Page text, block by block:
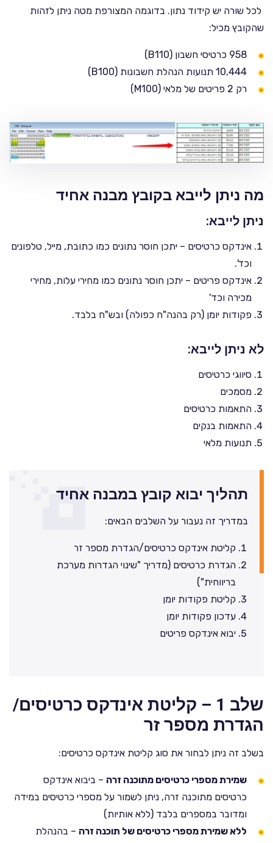
לכל שורה יש קידוד נתון. בדוגמה המצורפת מטה ניתן לזהות
שהקובץ מכיל:
958 כרטיסי חשבון (B110)
10,444 תנועות הנהלת חשבונות (B100)
רק 2 פריטים של מלאי (M100)
מה ניתן לייבא בקובץ מבנה אחיד
ניתן לייבא:
אינדקס כרטיסים – יתכן חוסר נתונים כמו כתובת, מייל, טלפונים
וכד'.
אינדקס פריטים – יתכן חוסר נתונים כמו מחירי עלות, מחירי
מכירה וכד'
פקודות יומן (רק בהנה"ח כפולה) ובש"ח בלבד.
לא ניתן לייבא:
סיווגי כרטיסים
מסמכים
התאמות כרטיסים
התאמות בנקים
תנועות מלאי
תהליך יבוא קובץ במבנה אחיד
במדריך זה נעבור על השלבים הבאים:
קליטת אינדקס כרטיסים/הגדרת מספר זר
הגדרת כרטיסים (מדריך "שינוי הגדרות מערכת
בריווחית")
קליטת פקודות יומן
עדכון פקודות יומן
יבוא אינדקס פריטים
שלב 1 – קליטת אינדקס כרטיסים/
הגדרת מספר זר
בשלב זה ניתן לבחור את סוג קליטת אינדקס כרטיסים:
שמירת מספרי כרטיסים מתוכנה זרה – ביבוא אינדקס
כרטיסים מתוכנה זרה, ניתן לשמור על מספרי כרטיסים במידה
ומדובר במספרים בלבד (ללא אותיות)
ללא שמירת מספרי כרטיסים של תוכנה זרה – בהנהלת